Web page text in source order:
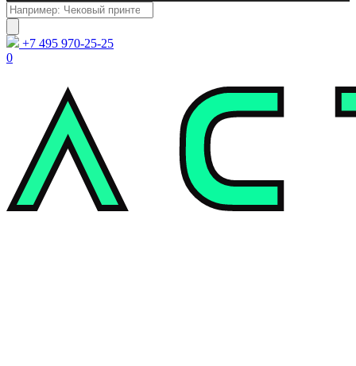
Поиск
товаров
+7 495 970-25-25
0